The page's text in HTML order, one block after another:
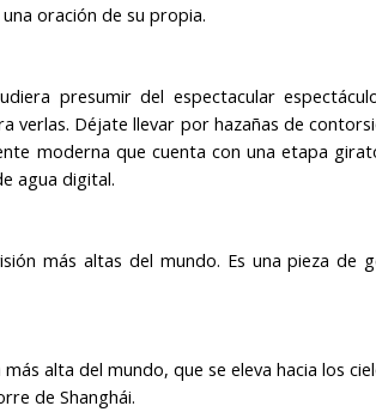
oración de su propia.
presumir del espectacular
verlas. Déjate llevar por hazañas de
moderna que cuenta con una etapa
agua digital.
más altas del mundo. Es una pieza de
alta del mundo, que se eleva hacia los
de Shanghái.